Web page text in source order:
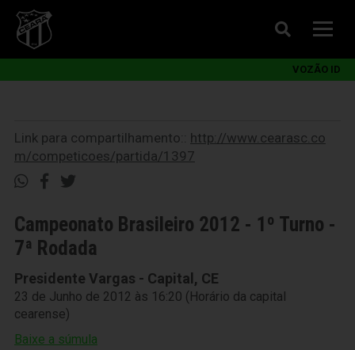
VOZÃO ID
Link para compartilhamento:: http://www.cearasc.co
m/competicoes/partida/1397
Campeonato Brasileiro 2012 - 1º Turno -
7ª Rodada
Presidente Vargas - Capital, CE
23 de Junho de 2012 às 16:20 (Horário da capital
cearense)
Baixe a súmula